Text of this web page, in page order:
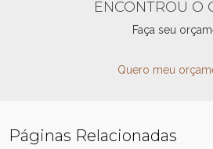
ENCONTROU O
Faça seu
Quero meu
Páginas Relacionadas